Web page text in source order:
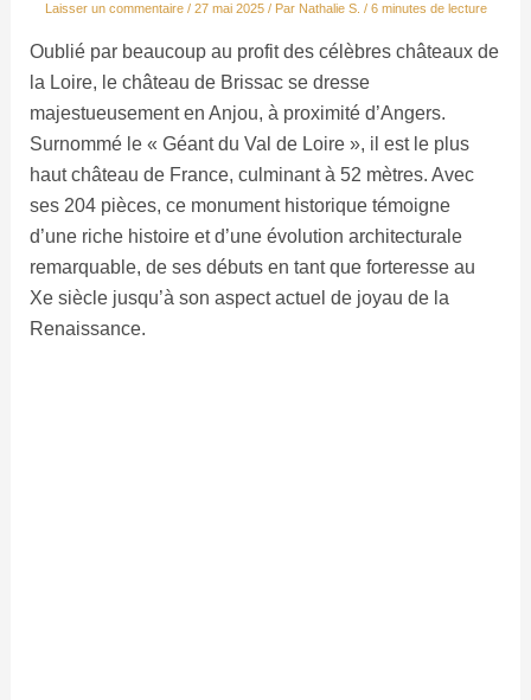
Laisser un commentaire / 27 mai 2025 / Par Nathalie S. / 6 minutes de lecture
Oublié par beaucoup au profit des célèbres châteaux de
la Loire, le château de Brissac se dresse
majestueusement en Anjou, à proximité d’Angers.
Surnommé le « Géant du Val de Loire », il est le plus
haut château de France, culminant à 52 mètres. Avec
ses 204 pièces, ce monument historique témoigne
d’une riche histoire et d’une évolution architecturale
remarquable, de ses débuts en tant que forteresse au
Xe siècle jusqu’à son aspect actuel de joyau de la
Renaissance.